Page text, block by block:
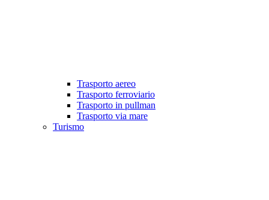
Trasporto aereo
Trasporto ferroviario
Trasporto in pullman
Trasporto via mare
Turismo